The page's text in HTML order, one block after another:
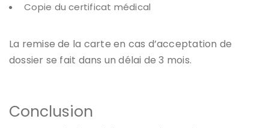
Copie du certificat médical
La remise de la carte en cas d’acceptation de
dossier se fait dans un délai de 3 mois.
Conclusion